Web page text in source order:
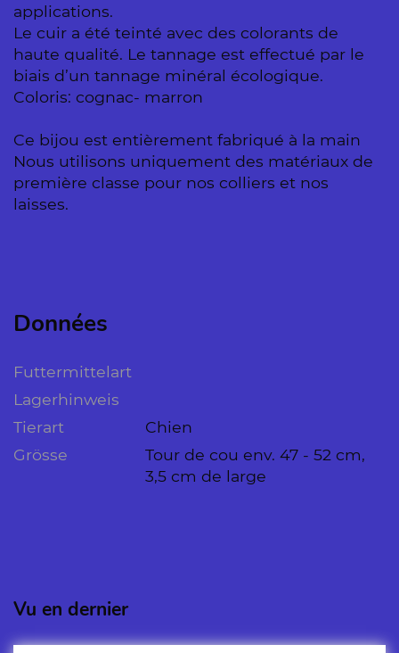
applications.
Le cuir a été teinté avec des colorants de
haute qualité. Le tannage est effectué par le
biais d’un tannage minéral écologique.
Coloris: cognac- marron
Ce bijou est entièrement fabriqué à la main
Nous utilisons uniquement des matériaux de
première classe pour nos colliers et nos
laisses.
Données
Futtermittelart
Lagerhinweis
Tierart
Chien
Grösse
Tour de cou env. 47 - 52 cm,
3,5 cm de large
Vu en dernier